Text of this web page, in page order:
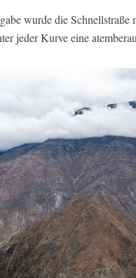
wurde die
jeder Kurve eine